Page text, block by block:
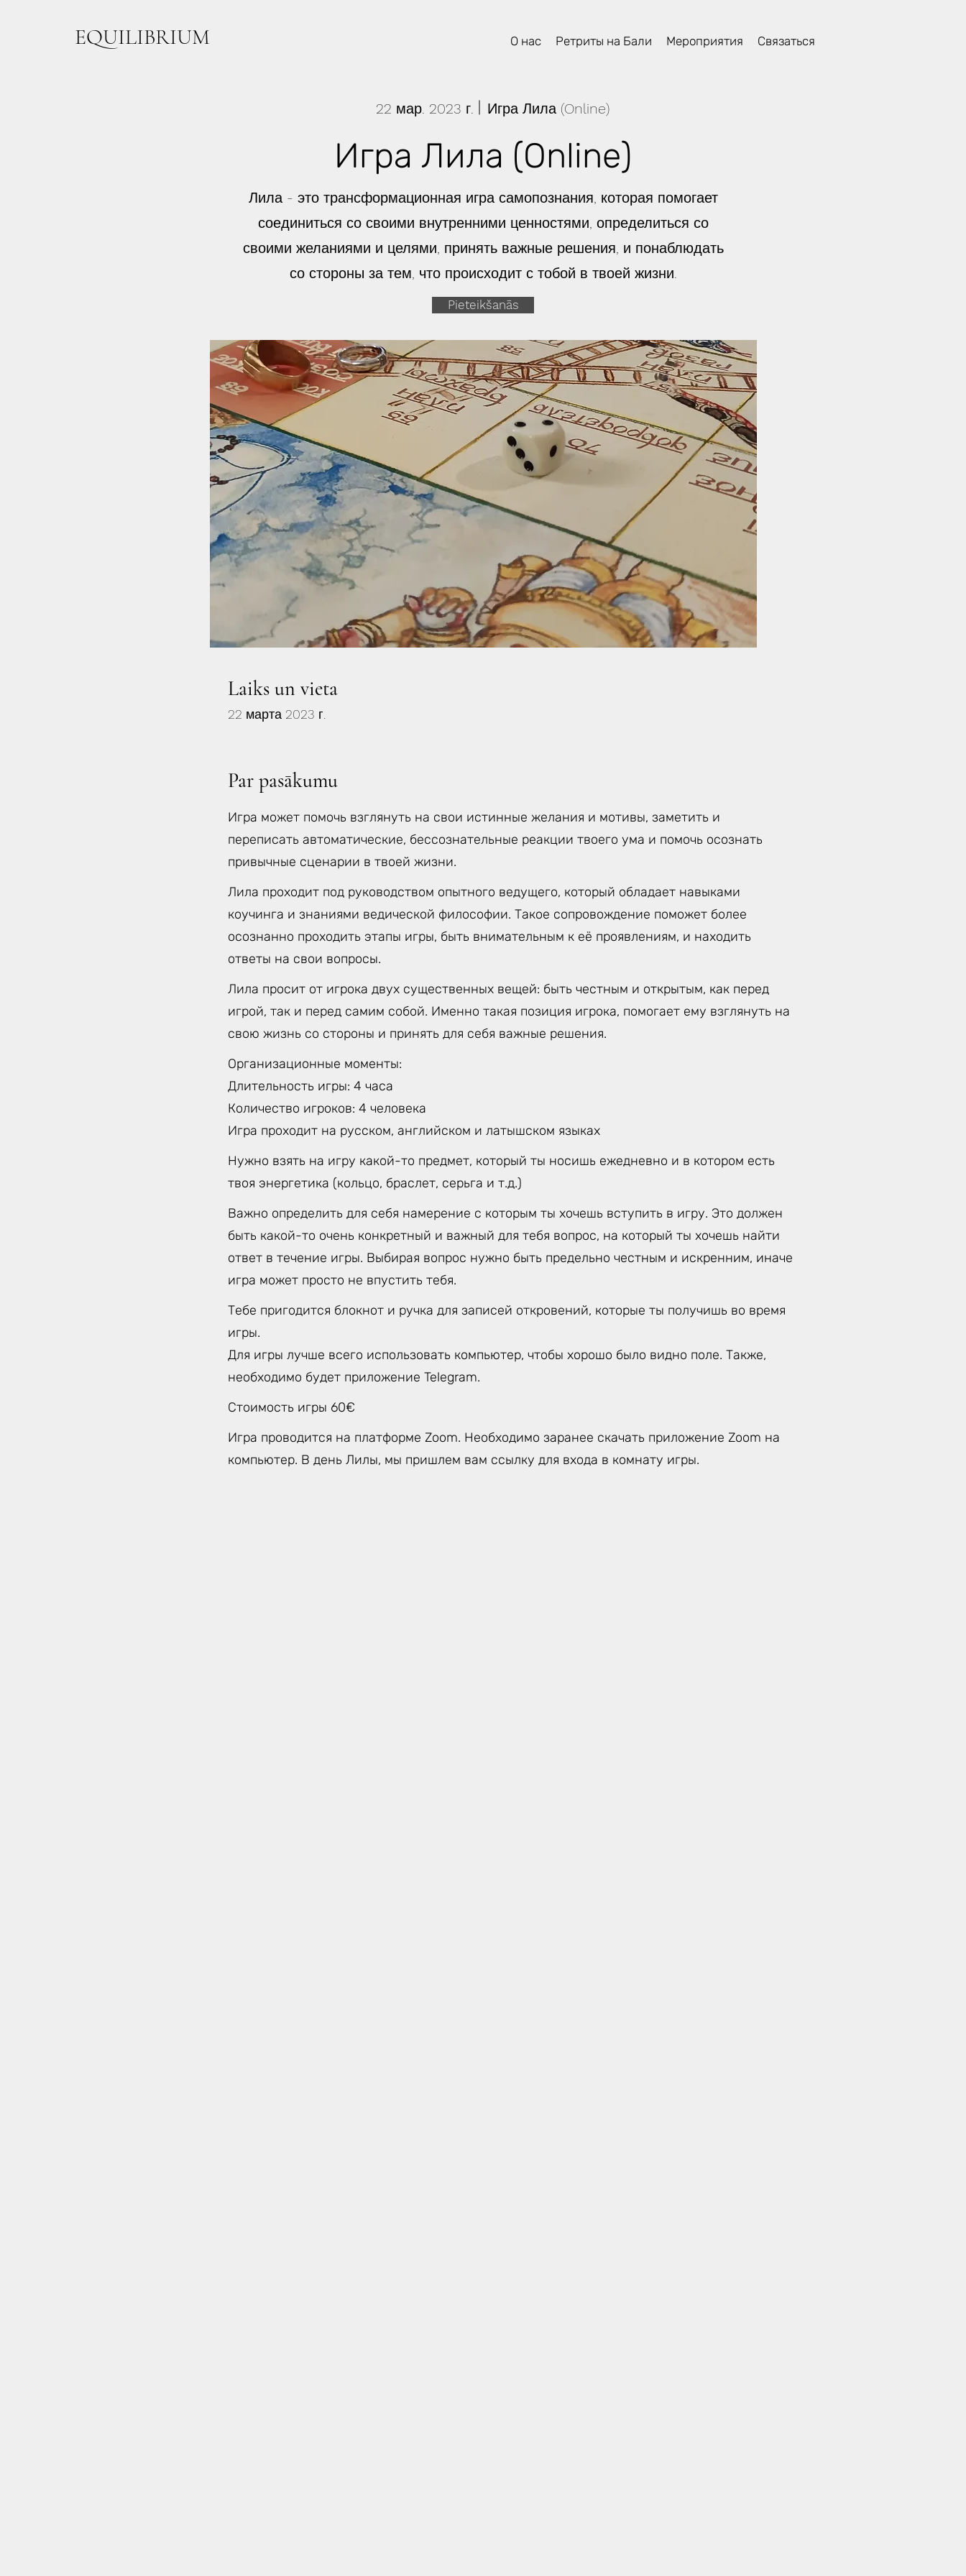
EQUILIBRIUM О нас Ретриты на Бали Мероприятия Связаться
22 мар. 2023 г. Игра Лила (Online)
Игра Лила (Online)
Лила - это трансформационная игра самопознания, которая помогает
соединиться со своими внутренними ценностями, определиться со
своими желаниями и целями, принять важные решения, и понаблюдать
со стороны за тем, что происходит с тобой в твоей жизни.
Pieteikšanās
Laiks un vieta
22 марта 2023 г.
Par pasākumu
Игра может помочь взглянуть на свои истинные желания и мотивы, заметить и
переписать автоматические, бессознательные реакции твоего ума и помочь осознать
привычные сценарии в твоей жизни.
Лила проходит под руководством опытного ведущего, который обладает навыками
коучинга и знаниями ведической философии. Такое сопровождение поможет более
осознанно проходить этапы игры, быть внимательным к её проявлениям, и находить
ответы на свои вопросы.
Лила просит от игрока двух существенных вещей: быть честным и открытым, как перед
игрой, так и перед самим собой. Именно такая позиция игрока, помогает ему взглянуть на
свою жизнь со стороны и принять для себя важные решения.
Организационные моменты:
Длительность игры: 4 часа
Количество игроков: 4 человека
Игра проходит на русском, английском и латышском языках
Нужно взять на игру какой-то предмет, который ты носишь ежедневно и в котором есть
твоя энергетика (кольцо, браслет, серьга и т.д.)
Важно определить для себя намерение с которым ты хочешь вступить в игру. Это должен
быть какой-то очень конкретный и важный для тебя вопрос, на который ты хочешь найти
ответ в течение игры. Выбирая вопрос нужно быть предельно честным и искренним, иначе
игра может просто не впустить тебя.
Тебе пригодится блокнот и ручка для записей откровений, которые ты получишь во время
игры.
Для игры лучше всего использовать компьютер, чтобы хорошо было видно поле. Также,
необходимо будет приложение Telegram.
Стоимость игры 60€
Игра проводится на платформе Zoom. Необходимо заранее скачать приложение Zoom на
компьютер. В день Лилы, мы пришлем вам ссылку для входа в комнату игры.